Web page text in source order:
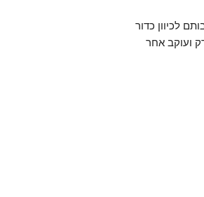
לכיוון כדור
ועוקב אחר